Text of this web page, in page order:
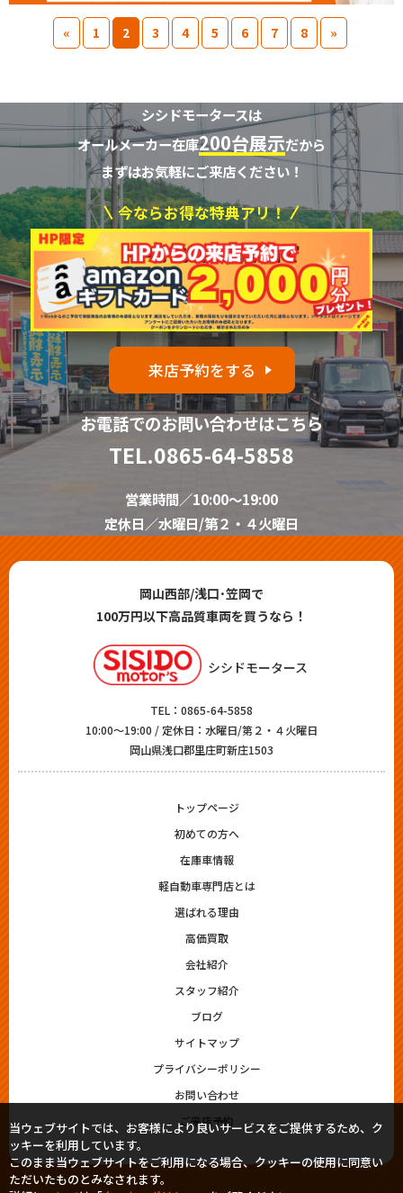
« 1 2 3 4 5 6 7 8 »
シシドモータースは
オールメーカー在庫200台展示だから
まずはお気軽にご来店ください！
今ならお得な特典アリ！
来店予約をする
お電話でのお問い合わせはこちら
TEL.0865-64-5858
営業時間／10:00～19:00
定休日／水曜日/第２・４火曜日
岡山西部/浅口･笠岡で
100万円以下高品質車両を買うなら！
シシドモータース
TEL： 0865-64-5858
10:00～19:00 / 定休日：水曜日/第２・４火曜日
岡山県浅口郡里庄町新庄1503
トップページ
初めての方へ
在庫車情報
軽自動車専門店とは
選ばれる理由
高価買取
会社紹介
スタッフ紹介
ブログ
サイトマップ
プライバシーポリシー
お問い合わせ
ご来店予約
当ウェブサイトでは、お客様により良いサービスをご提供するため、ク
ッキーを利用しています。
このまま当ウェブサイトをご利用になる場合、クッキーの使用に同意い
ただいたものとみなされます。